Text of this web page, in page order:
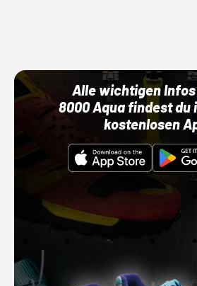
Alle wichtigen Infos
8000 Aqua findest du
kostenlosen